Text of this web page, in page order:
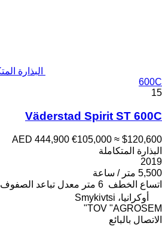
600C
15
Väderstad Spirit ST 600C
AED 444,900 €105,000 ≈ $120,600
البذارة المتكاملة
2019
5,500 متر / ساعة
اتساع الخطف 6 متر معدل تباعد الصفوف
أوكرانيا، Smykivtsi
TOV "AGROSEM"
الاتصال بالبائع